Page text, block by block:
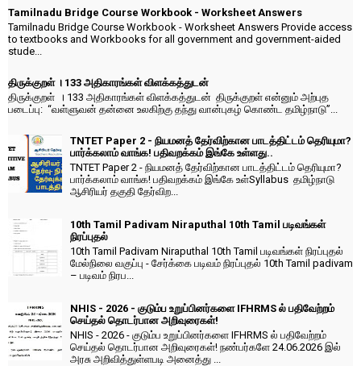
Tamilnadu Bridge Course Workbook - Worksheet Answers
Tamilnadu Bridge Course Workbook - Worksheet Answers Provide access
to textbooks and Workbooks for all government and government-aided
stude...
திருக்குறள் । 133 அதிகாரங்கள் விளக்கத்துடன்
திருக்குறள் । 133 அதிகாரங்கள் விளக்கத்துடன் திருக்குறள் என்னும் அற்புத
படைப்பு: “வள்ளுவன் தன்னை உலகிற்கு தந்து வான்புகழ் கொண்ட தமிழ்நாடு”...
TNTET Paper 2 - நியமனத் தேர்விற்கான பாடத்திட்டம் தெரியுமா?
பார்க்கலாம் வாங்க! பதிவறக்கம் இங்கே உள்ளது..
TNTET Paper 2 - நியமனத் தேர்விற்கான பாடத்திட்டம் தெரியுமா?
பார்க்கலாம் வாங்க! பதிவறக்கம் இங்கே உள்Syllabus தமிழ்நாடு
ஆசிரியர் தகுதி தேர்விற...
10th Tamil Padivam Niraputhal 10th Tamil படிவங்கள்
நிரப்புதல்
10th Tamil Padivam Niraputhal 10th Tamil படிவங்கள் நிரப்புதல்
மேல்நிலை வகுப்பு - சேர்க்கை படிவம் நிரப்புதல் 10th Tamil padivam
– படிவம் நிரப...
NHIS - 2026 - குடும்ப உறுப்பினர்களை IFHRMS ல் பதிவேற்றம்
செய்தல் தொடர்பான அறிவுரைகள்!
NHIS - 2026 - குடும்ப உறுப்பினர்களை IFHRMS ல் பதிவேற்றம்
செய்தல் தொடர்பான அறிவுரைகள்! நண்பர்களே 24.06.2026 இல்
அரசு அறிவித்துள்ளபடி அனைத்து ...